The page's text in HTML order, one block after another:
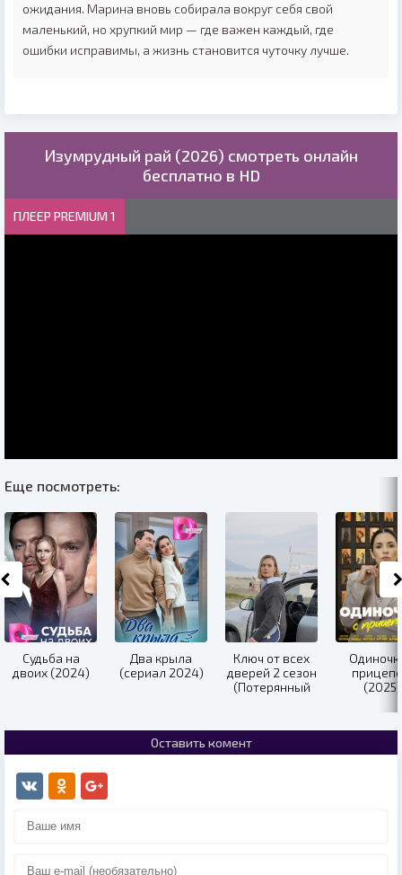
ожидания. Марина вновь собирала вокруг себя свой
маленький, но хрупкий мир — где важен каждый, где
ошибки исправимы, а жизнь становится чуточку лучше.
Изумрудный рай (2026) смотреть онлайн
бесплатно в HD
ПЛЕЕР PREMIUM 1
Еще посмотреть:
Судьба на
двоих (2024)
Два крыла
(сериал 2024)
Ключ от всех
дверей 2 сезон
(Потерянный
(2025)
Оставить комент